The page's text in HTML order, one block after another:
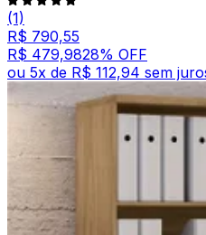
(1)
R$ 790,55
R$ 479,9828% OFF
ou 5x de R$ 112,94 sem